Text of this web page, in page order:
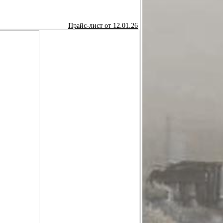
Прайс-лист от 12.01.26